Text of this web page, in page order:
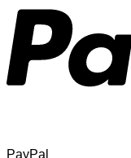
PayPal